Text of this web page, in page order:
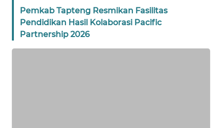
Pemkab Tapteng Resmikan Fasilitas
Pendidikan Hasil Kolaborasi Pacific
Partnership 2026
WN